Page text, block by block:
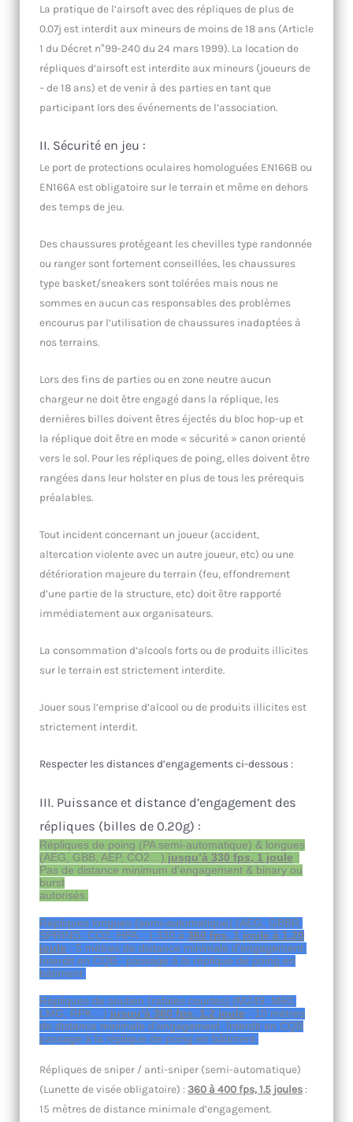
La pratique de l’airsoft avec des répliques de plus de
0.07j est interdit aux mineurs de moins de 18 ans (Article
1 du Décret n°99-240 du 24 mars 1999). La location de
répliques d’airsoft est interdite aux mineurs (joueurs de
– de 18 ans) et de venir à des parties en tant que
participant lors des événements de l’association.
II. Sécurité en jeu :
Le port de protections oculaires homologuées EN166B ou
EN166A est obligatoire sur le terrain et même en dehors
des temps de jeu.
Des chaussures protégeant les chevilles type randonnée
ou ranger sont fortement conseillées, les chaussures
type basket/sneakers sont tolérées mais nous ne
sommes en aucun cas responsables des problèmes
encourus par l’utilisation de chaussures inadaptées à
nos terrains.
Lors des fins de parties ou en zone neutre aucun
chargeur ne doit être engagé dans la réplique, les
dernières billes doivent êtres éjectés du bloc hop-up et
la réplique doit être en mode « sécurité » canon orienté
vers le sol. Pour les répliques de poing, elles doivent être
rangées dans leur holster en plus de tous les prérequis
préalables.
Tout incident concernant un joueur (accident,
altercation violente avec un autre joueur, etc) ou une
détérioration majeure du terrain (feu, effondrement
d’une partie de la structure, etc) doit être rapporté
immédiatement aux organisateurs.
La consommation d’alcools forts ou de produits illicites
sur le terrain est strictement interdite.
Jouer sous l’emprise d’alcool ou de produits illicites est
strictement interdit.
Respecter les distances d’engagements ci-dessous :
III. Puissance et distance d’engagement des
répliques (billes de 0.20g) :
Répliques de poing (PA semi-automatique) & longues
(AEG, GBB, AEP, CO2…) jusqu’à 330 fps, 1 joule :
Pas de distance minimum d’engagement & binary ou
burst
autorisés.
Répliques longues (semi-automatique) (AEG, GBBR,
SPRING, CO2, HPA…) 330 à 360 fps, 1 joule à 1.20
joule : 5 mètres de distance minimale d’engagement.
Interdit en CQB ; passage à la réplique de poing en
bâtiment.
Répliques de soutien (rafales courtes) (M249, M60,
LMG, RPK…) jusqu’à 360 fps, 1.2 joule : 10 mètres
de distance minimale d’engagement. Interdit en CQB
passage à la réplique de poing en bâtiment.
Répliques de sniper / anti-sniper (semi-automatique)
(Lunette de visée obligatoire) :360 à 400 fps, 1.5 joules :
15 mètres de distance minimale d’engagement.